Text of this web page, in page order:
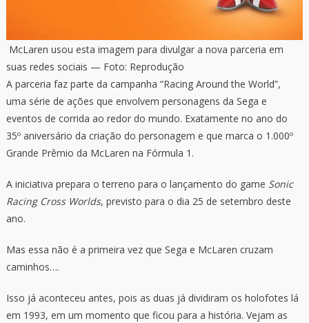
McLaren usou esta imagem para divulgar a nova parceria em
suas redes sociais — Foto: Reprodução
A parceria faz parte da campanha “Racing Around the World”,
uma série de ações que envolvem personagens da Sega e
eventos de corrida ao redor do mundo. Exatamente no ano do
35º aniversário da criação do personagem e que marca o 1.000º
Grande Prêmio da McLaren na Fórmula 1.
A iniciativa prepara o terreno para o lançamento do game Sonic
Racing Cross Worlds, previsto para o dia 25 de setembro deste
ano.
Mas essa não é a primeira vez que Sega e McLaren cruzam
caminhos….
Isso já aconteceu antes, pois as duas já dividiram os holofotes lá
em 1993, em um momento que ficou para a história. Vejam as